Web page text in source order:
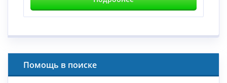
Помощь в поиске